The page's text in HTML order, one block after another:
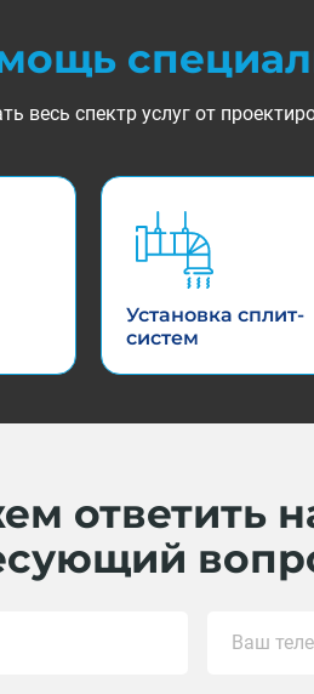
весь спектр услуг от
Установка сплит-
систем
ответить